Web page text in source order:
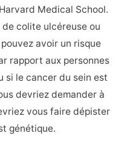
Medical School.
colite ulcéreuse ou
avoir un risque
rapport aux personnes
si le cancer du sein est
devriez demander à
vous faire dépister
génétique.